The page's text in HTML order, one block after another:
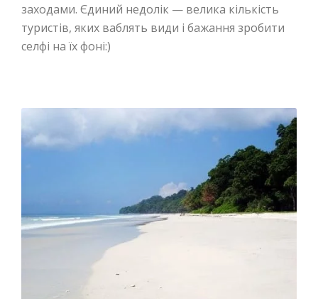
заходами. Єдиний недолік — велика кількість
туристів, яких ваблять види і бажання зробити
селфі на їх фоні:)